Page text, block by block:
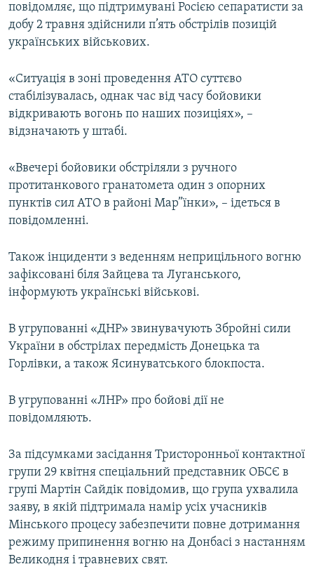
УКР
КТАТ
ДОЛУЧАЙСЯ!
Усі сайти RFE/RL
повідомляє, що підтримувані Росією сепаратисти за
добу 2 травня здійснили п’ять обстрілів позицій
українських військових.
«Ситуація в зоні проведення АТО суттєво
стабілізувалась, однак час від часу бойовики
відкривають вогонь по наших позиціях», –
відзначають у штабі.
«Ввечері бойовики обстріляли з ручного
протитанкового гранатомета один з опорних
пунктів сил АТО в районі Мар”їнки», – ідеться в
повідомленні.
Також інциденти з веденням неприцільного вогню
зафіксовані біля Зайцева та Луганського,
інформують українські військові.
В угрупованні «ДНР» звинувачують Збройні сили
України в обстрілах передмість Донецька та
Горлівки, а також Ясинуватського блокпоста.
В угрупованні «ЛНР» про бойові дії не
повідомляють.
За підсумками засідання Тристоронньої контактної
групи 29 квітня спеціальний представник ОБСЄ в
групі Мартін Сайдік повідомив, що група ухвалила
заяву, в якій підтримала намір усіх учасників
Мінського процесу забезпечити повне дотримання
режиму припинення вогню на Донбасі з настанням
Великодня і травневих свят.